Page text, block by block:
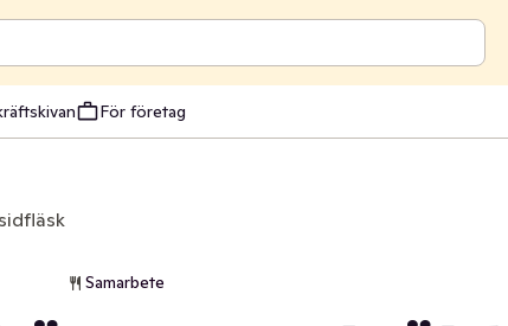
För företag
Samarbete